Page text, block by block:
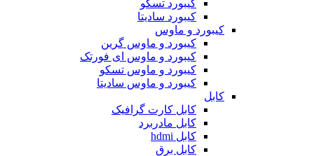
کیبورد تسکو
کیبورد سادیتا
کیبورد و ماوس
کیبورد و ماوس گرین
کیبورد و ماوس ای فورتک
کیبورد و ماوس تسکو
کیبورد و ماوس سادیتا
کابل
کابل کارت گرافیک
کابل مادربرد
کابل hdmi
کابل برق